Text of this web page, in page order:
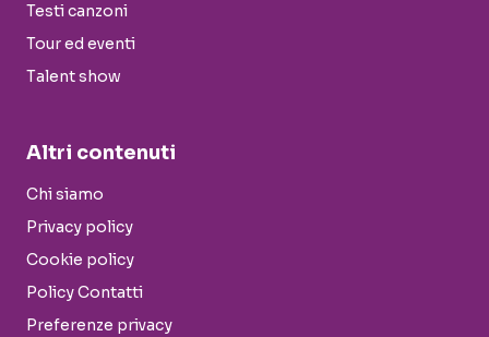
Testi canzoni
Tour ed eventi
Talent show
Altri contenuti
Chi siamo
Privacy policy
Cookie policy
Policy Contatti
Preferenze privacy